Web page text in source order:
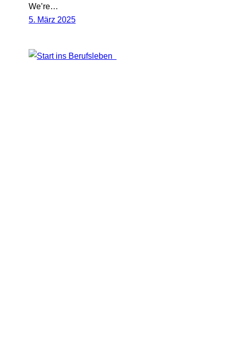
We’re…
5. März 2025